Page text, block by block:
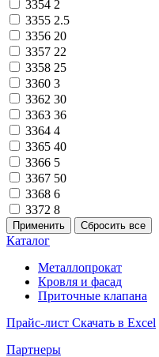
3354 2
3355 2.5
3356 20
3357 22
3358 25
3360 3
3362 30
3363 36
3364 4
3365 40
3366 5
3367 50
3368 6
3372 8
Каталог
Металлопрокат
Кровля и фасад
Приточные клапана
Прайс-лист Скачать в Excel
Партнеры